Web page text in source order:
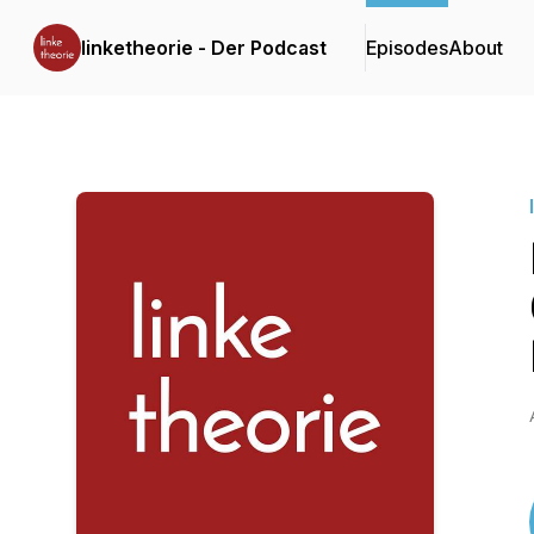
linketheorie - Der Podcast EpisodesAbout